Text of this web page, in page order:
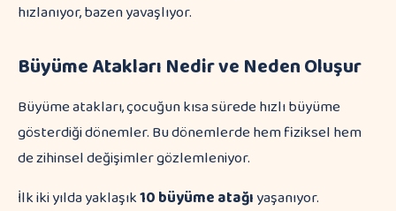
hızlanıyor, bazen yavaşlıyor.
Büyüme Atakları Nedir ve Neden Oluşur
Büyüme atakları, çocuğun kısa sürede hızlı büyüme
gösterdiği dönemler. Bu dönemlerde hem fiziksel hem
de zihinsel değişimler gözlemleniyor.
İlk iki yılda yaklaşık10 büyüme atağıyaşanıyor.